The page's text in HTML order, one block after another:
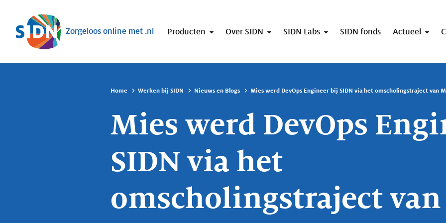
Sla navigatie over
Zorgeloos online met .nl Producten Over SIDN SIDN Labs SIDN fonds Actueel
Home Werken bij SIDN Nieuws en Blogs Mies werd DevOps Engineer bij SIDN via het omscholingstraject van
Mies werd DevOps
SIDN via het
omscholingstraject van